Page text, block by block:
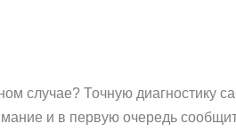
случае? Точную диагностику
и в первую очередь